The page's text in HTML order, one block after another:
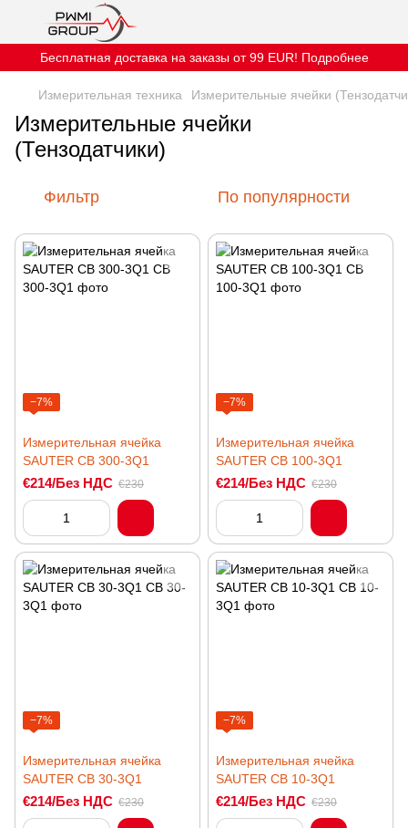
Бесплатная доставка на заказы от 99 EUR! Подробнее
Измерительная техника Измерительные ячейки
Измерительные ячейки
(Тензодатчики)
Фильтр По популярности
−7%
Измерительная ячейка
SAUTER CB 300-3Q1
€214/Без НДС €230
−7%
Измерительная ячейка
SAUTER CB 100-3Q1
€214/Без НДС €230
−7%
Измерительная ячейка
SAUTER CB 30-3Q1
€214/Без НДС €230
−7%
Измерительная ячейка
SAUTER CB 10-3Q1
€214/Без НДС €230